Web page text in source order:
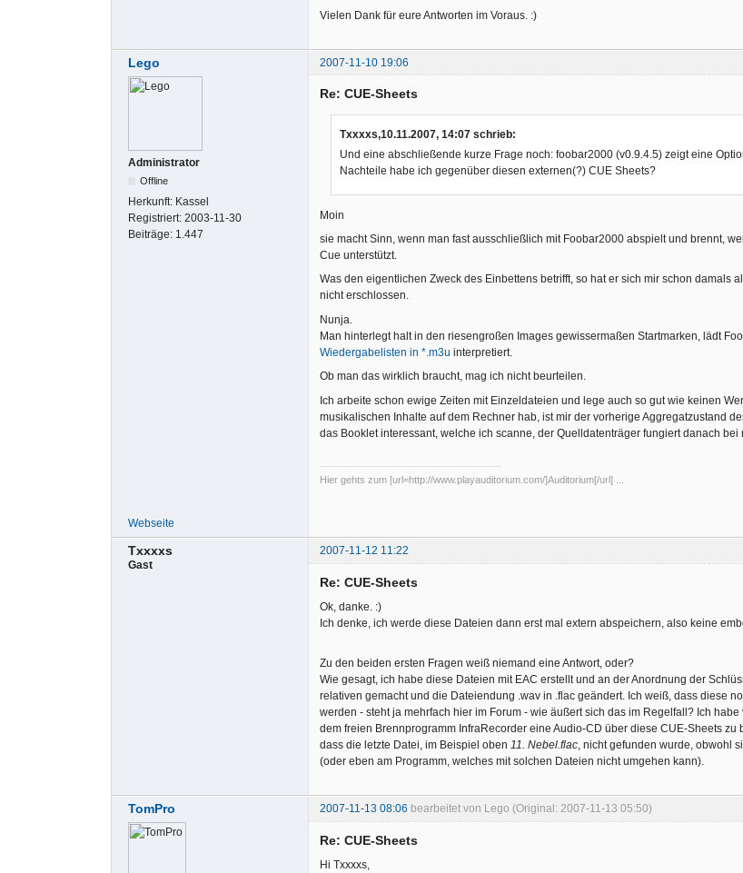
FILE "08. Zwitter.flac" WAVE
TITLE "Zwitter"
PERFORMER "Rammstein"
INDEX 01 00:00:00
FILE "09. Rein raus.flac" WAVE
TRACK 09 AUDIO
TITLE "Rein raus"
PERFORMER "Rammstein"
INDEX 01 00:00:00
FILE "10. Adios.flac" WAVE
TITLE "Adios"
PERFORMER "Rammstein"
ISRC DEN120003767
INDEX 01 00:00:00
TITLE "Nebel"
INDEX 00 03:48:37
FILE "11. Nebel.flac" WAVE
INDEX 01 00:00:00
Vielen Dank für eure Antworten im Voraus. :)
Lego 2007-11-10 19:06
Administrator
Offline
Herkunft: Kassel
Registriert: 2003-11-30
Beiträge: 1.447
Re: CUE-Sheets
Txxxxs,10.11.2007, 14:07 schrieb:
Und eine abschließende kurze Frage noch: foobar2000 (v0.9.4.5) zeigt eine
Nachteile habe ich gegenüber diesen externen(?) CUE Sheets?
Moin
sie macht Sinn, wenn man fast ausschließlich mit Foobar2000 abspielt und brennt,
Cue unterstützt.
Was den eigentlichen Zweck des Einbettens betrifft, so hat er sich mir schon damals
nicht erschlossen.
Nunja.
Man hinterlegt halt in den riesengroßen Images gewissermaßen Startmarken, lädt
Wiedergabelisten in *.m3u interpretiert.
Ob man das wirklich braucht, mag ich nicht beurteilen.
Ich arbeite schon ewige Zeiten mit Einzeldateien und lege auch so gut wie keinen
musikalischen Inhalte auf dem Rechner hab, ist mir der vorherige Aggregatzustand
das Booklet interessant, welche ich scanne, der Quelldatenträger fungiert danach
Hier gehts zum [url=http://www.playauditorium.com/]Auditorium[/url] ...
Webseite
Txxxxs
2007-11-12 11:22
Gast
Re: CUE-Sheets
Ok, danke. :)
Ich denke, ich werde diese Dateien dann erst mal extern abspeichern, also keine
Zu den beiden ersten Fragen weiß niemand eine Antwort, oder?
Wie gesagt, ich habe diese Dateien mit EAC erstellt und an der Anordnung der
relativen gemacht und die Dateiendung .wav in .flac geändert. Ich weiß, dass diese
werden - steht ja mehrfach hier im Forum - wie äußert sich das im Regelfall? Ich
dem freien Brennprogramm InfraRecorder eine Audio-CD über diese CUE-Sheets
dass die letzte Datei, im Beispiel oben 11. Nebel.flac, nicht gefunden wurde, obwohl
(oder eben am Programm, welches mit solchen Dateien nicht umgehen kann).
TomPro 2007-11-13 08:06 bearbeitet von Lego (Original: 2007-11-13 05:50)
Re: CUE-Sheets
Hi Txxxxs,